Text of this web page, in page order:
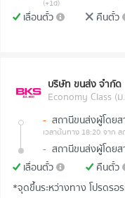
(+1d)
เลื่อนตั๋ว คืนตั๋ว
บริษัท ขนส่ง จำกัด
Economy Class (
- สถานีขนส่งผู้โดย
เวลาต้นทาง 18:20 จาก ส
- สถานีขนส่งผู้โดย
เลื่อนตั๋ว
คืนตั๋ว
*จุดขึ้นระหว่างทาง โปรดรอ